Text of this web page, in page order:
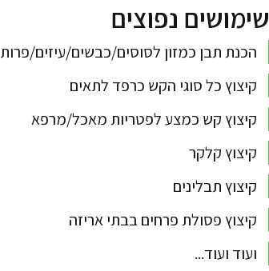
שימושים נפוצים
הכנת תבן כמזון לסוסים/כבשים/עיזים/פרות
קיצוץ כל סוגי הקש כרפד לתאים
קיצוץ קש כמצע לפטריות מאכל/מרפא
קיצוץ קלקר
קיצוץ תבלינים
קיצוץ פסולת פרחים בבתי אריזה
ועוד ועוד...